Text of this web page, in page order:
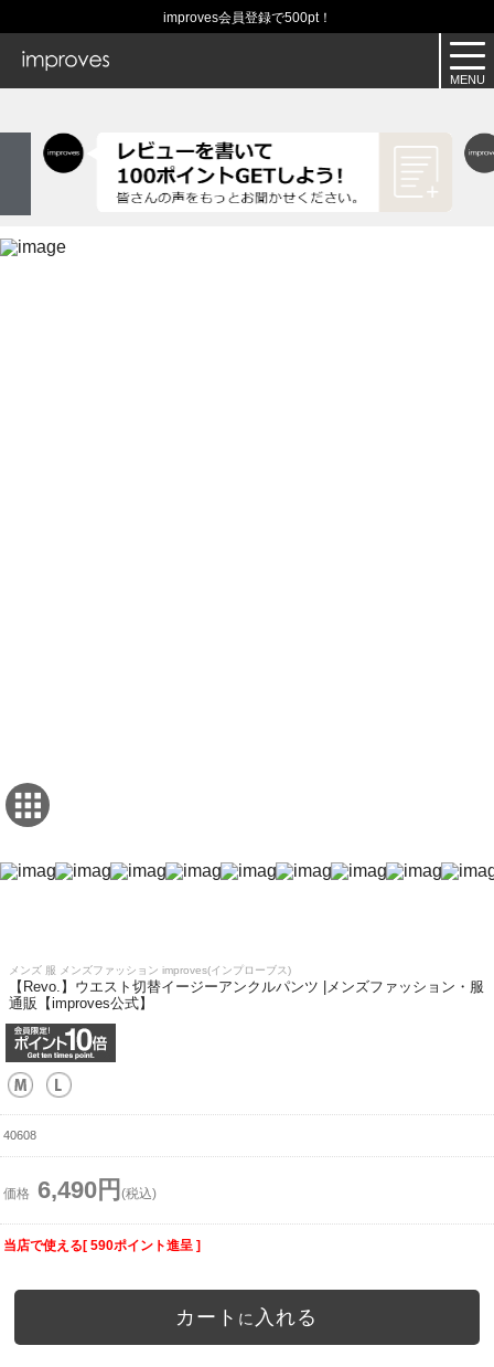
improves会員登録で500pt！
メンズ 服 メンズファッション improves(インプローブス)
【Revo.】ウエスト切替イージーアンクルパンツ |メンズファッション・服
通販【improves公式】
40608
価格 6,490円 (税込)
当店で使える[ 590ポイント進呈 ]
カート に 入れる